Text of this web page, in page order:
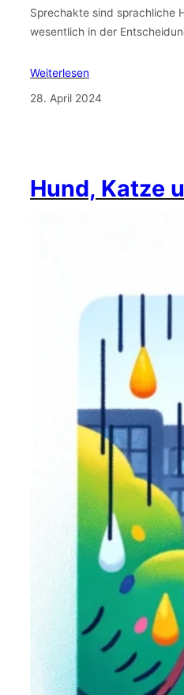
Sprechakte sind sprachliche
wesentlich in der
Weiterlesen
28. April 2024
Hund, Katze